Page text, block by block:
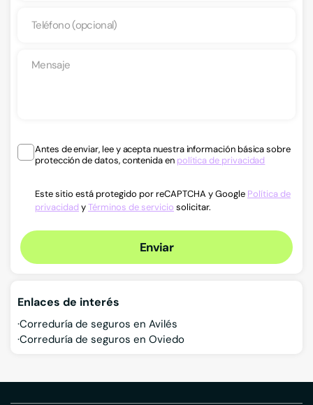
Antes de enviar, lee y acepta nuestra información básica sobre
protección de datos, contenida en política de privacidad
Este sitio está protegido por reCAPTCHA y Google Política de
privacidad yTérminos de servicio solicitar.
Enviar
Enlaces de interés
Correduría de seguros en Avilés
Correduría de seguros en Oviedo